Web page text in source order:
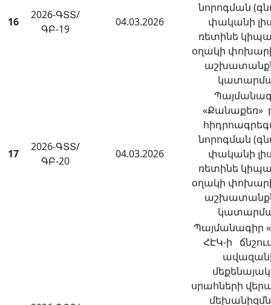
16
2026-ԳՏՏ/
ԳԲ-19
04.03.2026
նորոգման
փականի
ռետինե
օղակի
17
2026-ԳՏՏ/
ԳԲ-20
04.03.2026
«Քանաքեռ»
նորոգման
փականի
ռետինե
օղակի
Պայմանագիր
ՀԷԿ-ի
սրահների